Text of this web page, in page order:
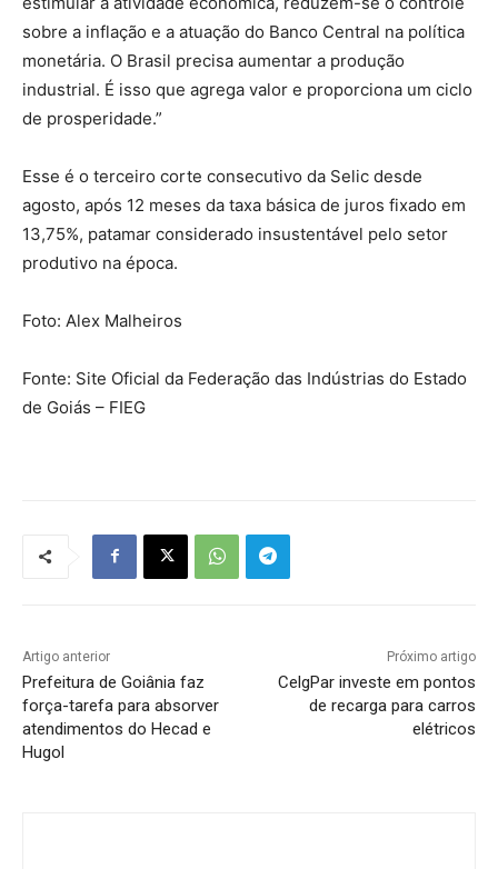
sobre a inflação e a atuação do Banco Central na política
monetária. O Brasil precisa aumentar a produção
industrial. É isso que agrega valor e proporciona um ciclo
de prosperidade.”
Esse é o terceiro corte consecutivo da Selic desde
agosto, após 12 meses da taxa básica de juros fixado em
13,75%, patamar considerado insustentável pelo setor
produtivo na época.
Foto: Alex Malheiros
Fonte: Site Oficial da Federação das Indústrias do Estado
de Goiás – FIEG
Artigo anterior
Prefeitura de Goiânia faz
força-tarefa para absorver
atendimentos do Hecad e
Hugol
Próximo artigo
CelgPar investe em pontos
de recarga para carros
elétricos